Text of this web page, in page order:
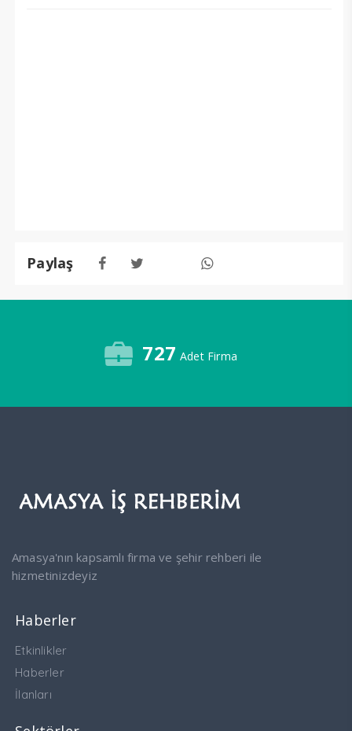
Paylaş
727 Adet Firma
Amasya'nın kapsamlı firma ve şehir rehberi ile
hizmetinizdeyiz
Haberler
Etkinlikler
Haberler
İlanları